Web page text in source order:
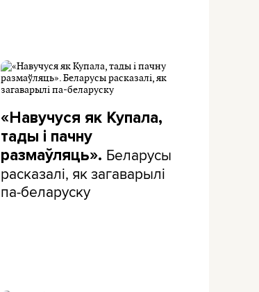
«Навучуся як Купала,
тады і пачну
размаўляць». Беларусы
расказалі, як загаварылі
па-беларуску